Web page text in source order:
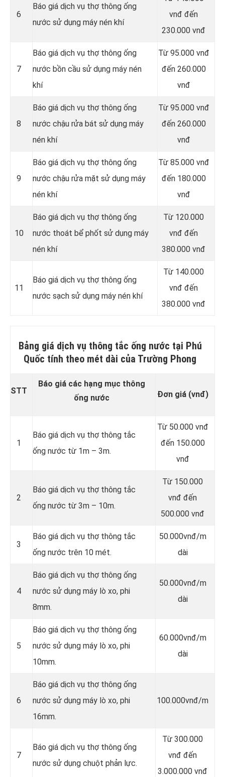
6
Báo giá dịch vụ thợ thông ống
nước sử dụng máy nén khí
vnđ đến
230.000 vnđ
7
Báo giá dịch vụ thợ thông ống
nước bồn cầu sử dụng máy nén
khí
Từ 95.000 vnđ
đến 260.000
vnđ
8
Báo giá dịch vụ thợ thông ống
nước chậu rửa bát sử dụng máy
nén khí
Từ 95.000 vnđ
đến 260.000
vnđ
9
Báo giá dịch vụ thợ thông ống
nước chậu rửa mặt sử dụng máy
nén khí
Từ 85.000 vnđ
đến 180.000
vnđ
10
Báo giá dịch vụ thợ thông ống
nước thoát bể phốt sử dụng máy
nén khí
Từ 120.000
vnđ đến
380.000 vnđ
11
Báo giá dịch vụ thợ thông ống
nước sạch sử dụng máy nén khí
Từ 140.000
vnđ đến
380.000 vnđ
Bảng giá dịch vụ thông tắc ống nước tại Phú
Quốc tính theo mét dài của Trường Phong
STT
Báo giá các hạng mục thông
ống nước
Đơn giá (vnđ)
1
Báo giá dịch vụ thợ thông tắc
ống nước từ 1m – 3m.
Từ 50.000 vnđ
đến 150.000
vnđ
2
Báo giá dịch vụ thợ thông tắc
ống nước từ 3m – 10m.
Từ 150.000
vnđ đến
500.000 vnđ
3
Báo giá dịch vụ thợ thông tắc
ống nước trên 10 mét.
50.000vnđ/m
dài
4
Báo giá dịch vụ thợ thông ống
nước sử dụng máy lò xo, phi
8mm.
50.000vnđ/m
dài
5
Báo giá dịch vụ thợ thông ống
nước sử dụng máy lò xo, phi
10mm.
60.000vnđ/m
dài
6
Báo giá dịch vụ thợ thông ống
nước sử dụng máy lò xo, phi
16mm.
100.000vnđ/m
7
Báo giá dịch vụ thợ thông ống
nước sử dụng chuột phản lực.
Từ 300.000
vnđ đến
3.000.000 vnđ